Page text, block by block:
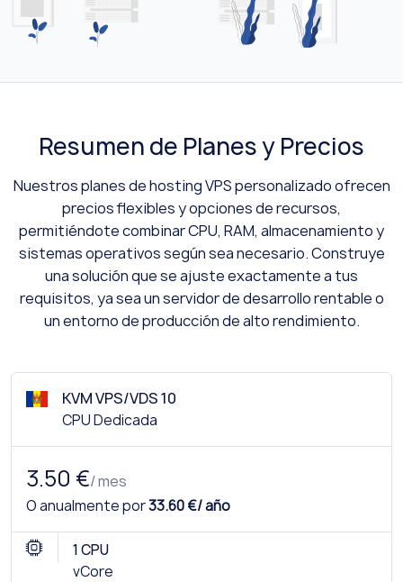
Resumen de Planes y Precios
Nuestros planes de hosting VPS personalizado ofrecen
precios flexibles y opciones de recursos,
permitiéndote combinar CPU, RAM, almacenamiento y
sistemas operativos según sea necesario. Construye
una solución que se ajuste exactamente a tus
requisitos, ya sea un servidor de desarrollo rentable o
un entorno de producción de alto rendimiento.
KVM VPS/VDS 10
CPU Dedicada
3.50 €/ mes
O anualmente por33.60 €/ año
1 CPU
vCore